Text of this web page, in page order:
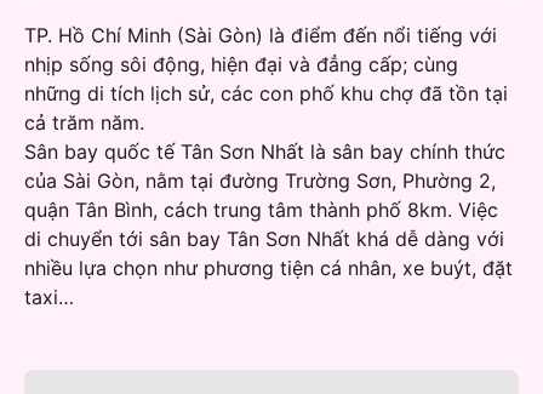
TP. Hồ Chí Minh (Sài Gòn) là điểm đến nổi tiếng với
nhịp sống sôi động, hiện đại và đẳng cấp; cùng
những di tích lịch sử, các con phố khu chợ đã tồn tại
cả trăm năm.
Sân bay quốc tế Tân Sơn Nhất là sân bay chính thức
của Sài Gòn, nằm tại đường Trường Sơn, Phường 2,
quận Tân Bình, cách trung tâm thành phố 8km. Việc
di chuyển tới sân bay Tân Sơn Nhất khá dễ dàng với
nhiều lựa chọn như phương tiện cá nhân, xe buýt, đặt
taxi…